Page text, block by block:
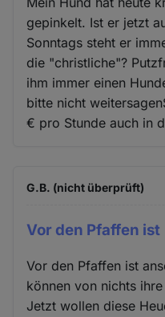
gepinkelt. Ist er jetzt
Sonntags steht er
die "christliche"?
ihm immer einen
bitte nicht
€ pro Stunde auch in
G.B. (nicht überprüft)
Vor den Pfaffen ist
Vor den Pfaffen ist
können von nichts
Jetzt wollen diese